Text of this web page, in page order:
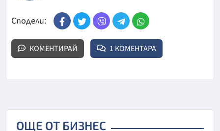
Сподели:
КОМЕНТИРАЙ 1 КОМЕНТАРА
ОЩЕ ОТ БИЗНЕС